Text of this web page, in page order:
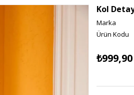
Kol
Marka
₺999,90